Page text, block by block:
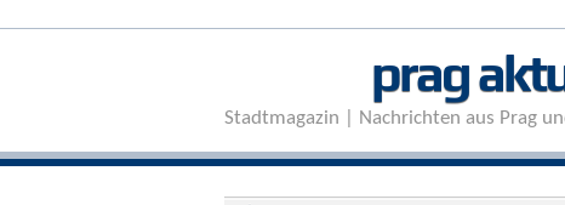
prag
Stadtmagazin | Nachrichten aus Prag